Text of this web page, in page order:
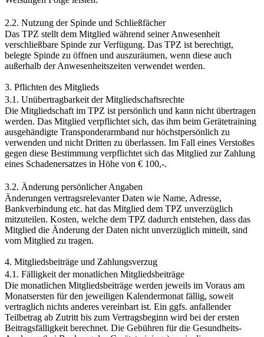
2.2. Nutzung der Spinde und Schließfächer
Das TPZ stellt dem Mitglied während seiner Anwesenheit
verschließbare Spinde zur Verfügung. Das TPZ ist berechtigt,
belegte Spinde zu öffnen und auszuräumen, wenn diese auch
außerhalb der Anwesenheitszeiten verwendet werden.
3. Pflichten des Mitglieds
3.1. Unübertragbarkeit der Mitgliedschaftsrechte
Die Mitgliedschaft im TPZ ist persönlich und kann nicht übertragen
werden. Das Mitglied verpflichtet sich, das ihm beim Gerätetraining
ausgehändigte Transponderarmband nur höchstpersönlich zu
verwenden und nicht Dritten zu überlassen. Im Fall eines Verstoßes
gegen diese Bestimmung verpflichtet sich das Mitglied zur Zahlung
eines Schadenersatzes in Höhe von € 100,-.
3.2. Änderung persönlicher Angaben
Änderungen vertragsrelevanter Daten wie Name, Adresse,
Bankverbindung etc. hat das Mitglied dem TPZ unverzüglich
mitzuteilen. Kosten, welche dem TPZ dadurch entstehen, dass das
Mitglied die Änderung der Daten nicht unverzüglich mitteilt, sind
vom Mitglied zu tragen.
4. Mitgliedsbeiträge und Zahlungsverzug
4.1. Fälligkeit der monatlichen Mitgliedsbeiträge
Die monatlichen Mitgliedsbeiträge werden jeweils im Voraus am
Monatsersten für den jeweiligen Kalendermonat fällig, soweit
vertraglich nichts anderes vereinbart ist. Ein ggfs. anfallender
Teilbetrag ab Zutritt bis zum Vertragsbeginn wird bei der ersten
Beitragsfälligkeit berechnet. Die Gebühren für die Gesundheits-